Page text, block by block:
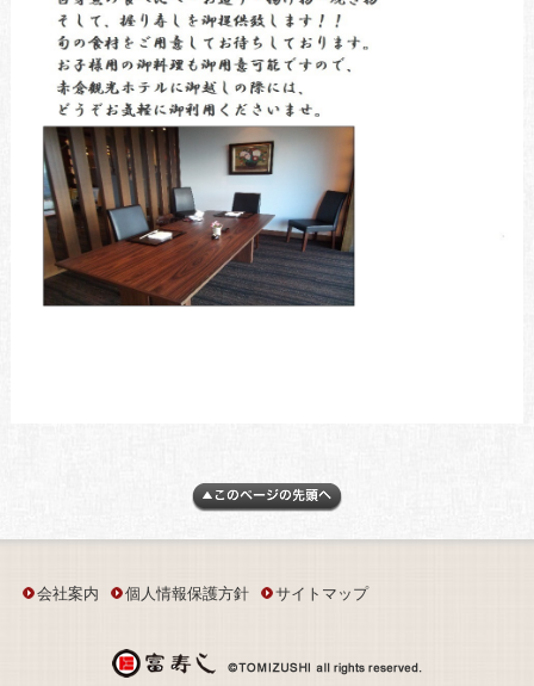
会社案内 個人情報保護方針 サイトマップ